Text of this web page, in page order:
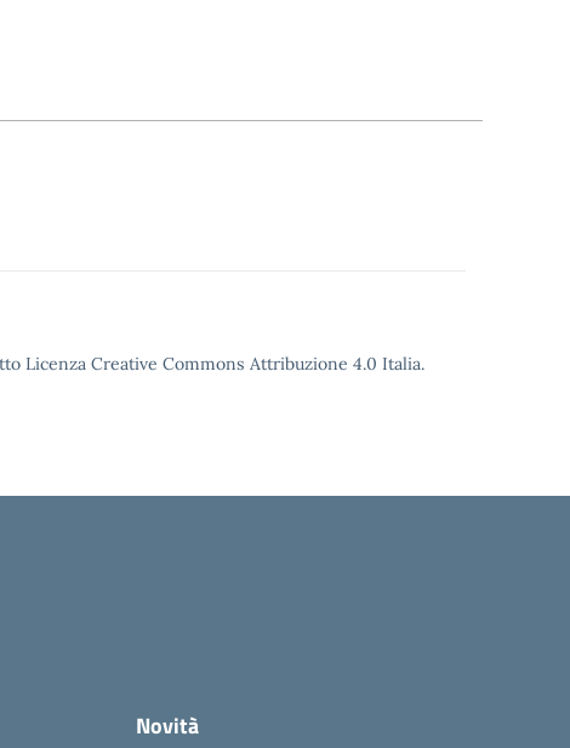
Licenza Creative Commons Attribuzione 4.0 Italia.
Novità